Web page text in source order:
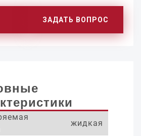
ЗАДАТЬ ВОПРОС
жидкая